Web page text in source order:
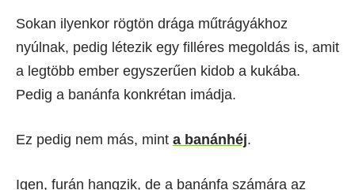
Sokan ilyenkor rögtön drága műtrágyákhoz
nyúlnak, pedig létezik egy filléres megoldás is, amit
a legtöbb ember egyszerűen kidob a kukába.
Pedig a banánfa konkrétan imádja.
Ez pedig nem más, mint a banánhéj.
Igen, furán hangzik, de a banánfa számára az